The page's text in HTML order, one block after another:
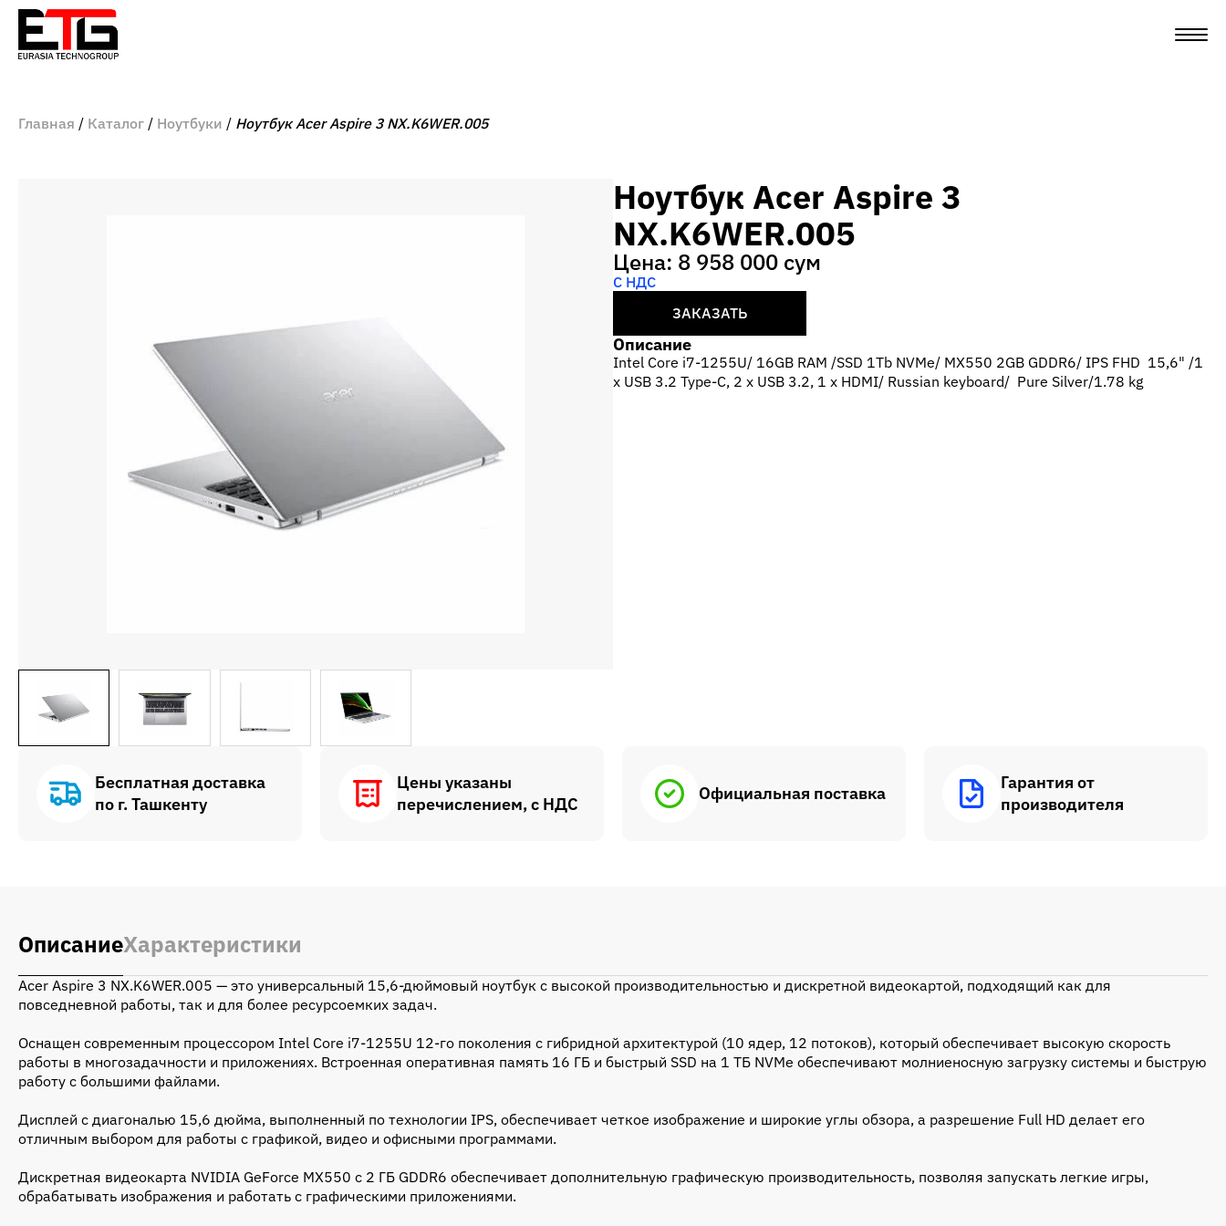
Главная Каталог Ноутбуки Ноутбук Acer Aspire 3 NX.K6WER.005
Ноутбук Acer Aspire 3
NX.K6WER.005
Цена: 8 958 000 сум
С НДС
ЗАКАЗАТЬ
Описание
Intel Core i7-1255U/ 16GB RAM /SSD 1Tb NVMe/ MX550 2GB GDDR6/ IPS FHD 15,6" /1
x USB 3.2 Type-C, 2 x USB 3.2, 1 x HDMI/ Russian keyboard/ Pure Silver/1.78 kg
Бесплатная доставка
по г. Ташкенту
Цены указаны
перечислением, с НДС
Официальная поставка
Гарантия от
производителя
ОписаниеХарактеристики
Acer Aspire 3 NX.K6WER.005 — это универсальный 15,6-дюймовый ноутбук с высокой производительностью и дискретной видеокартой, подходящий как для
повседневной работы, так и для более ресурсоемких задач.
Оснащен современным процессором Intel Core i7-1255U 12-го поколения с гибридной архитектурой (10 ядер, 12 потоков), который обеспечивает высокую скорость
работы в многозадачности и приложениях. Встроенная оперативная память 16 ГБ и быстрый SSD на 1 ТБ NVMe обеспечивают молниеносную загрузку системы и быструю
работу с большими файлами.
Дисплей с диагональю 15,6 дюйма, выполненный по технологии IPS, обеспечивает четкое изображение и широкие углы обзора, а разрешение Full HD делает его
отличным выбором для работы с графикой, видео и офисными программами.
Дискретная видеокарта NVIDIA GeForce MX550 с 2 ГБ GDDR6 обеспечивает дополнительную графическую производительность, позволяя запускать легкие игры,
обрабатывать изображения и работать с графическими приложениями.